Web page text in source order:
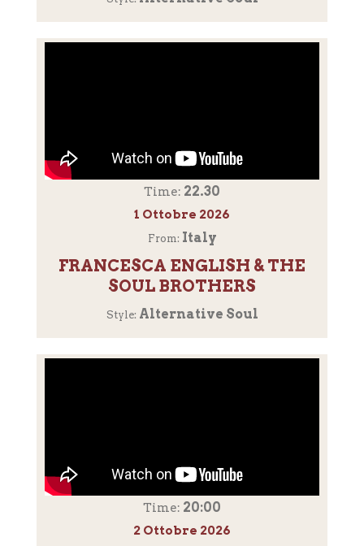
Time: 22.30
1 Ottobre 2026
From: Italy
FRANCESCA ENGLISH & THE
SOUL BROTHERS
Style: Alternative Soul
Time: 20:00
2 Ottobre 2026